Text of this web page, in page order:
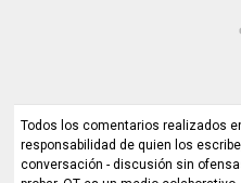
Todos los comentarios realizados
responsabilidad de quien los
conversación - discusión sin